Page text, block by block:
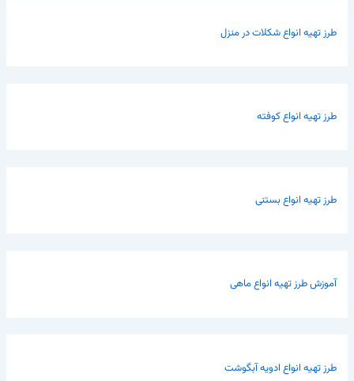
طرز تهیه انواع شکلات در منزل
طرز تهیه انواع کوفته
طرز تهیه انواع بستنی
آموزش طرز تهیه انواع ماهی
طرز تهیه انواع ادویه آبگوشت